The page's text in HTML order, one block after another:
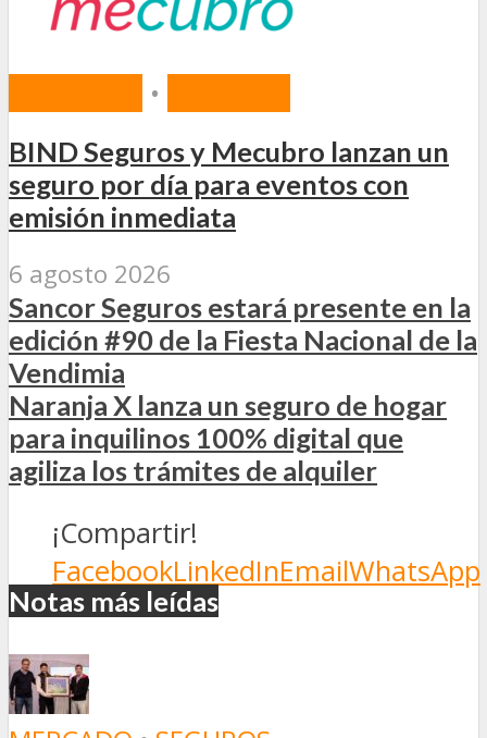
•
BIND Seguros y Mecubro lanzan un
seguro por día para eventos con
emisión inmediata
6 agosto 2026
Sancor Seguros estará presente en la
edición #90 de la Fiesta Nacional de la
Vendimia
Naranja X lanza un seguro de hogar
para inquilinos 100% digital que
agiliza los trámites de alquiler
¡Compartir!
FacebookLinkedInEmailWhatsApp
Notas más leídas